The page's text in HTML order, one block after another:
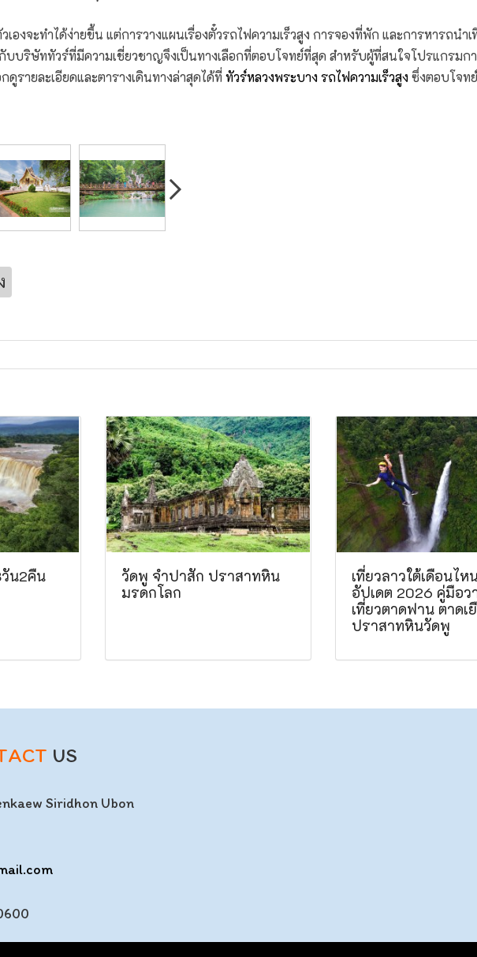
เองจะทำได้ง่ายขึ้น แต่การวางแผนเรื่องตั๋วรถไฟความเร็วสูง การจองที่พัก และการหารถ
กับบริษัททัวร์ที่มีความเชี่ยวชาญจึงเป็นทางเลือกที่ตอบโจทย์ที่สุด สำหรับผู้ที่สนใจโปรแกรม
ดูรายละเอียดและตารางเดินทางล่าสุดได้ที่ ทัวร์หลวงพระบาง รถไฟความเร็วสูงซึ่งตอบโจท
วัน2คืน
วัดพู จำปาสัก ปราสาทหิน
มรดกโลก
เที่ยวลาวใต้เดือนไห
อัปเดต 2026 คู่มือว
เที่ยวตาดฟาน ตาดเ
ปราสาทหินวัดพู
US
Siridhon Ubon